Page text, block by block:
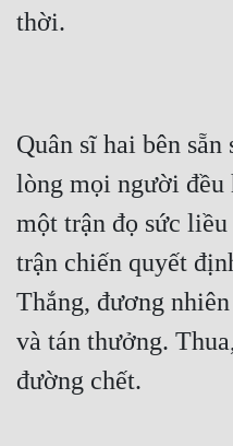
Quân sĩ hai bên
lòng mọi người đều
một trận đọ sức
trận chiến quyết
Thắng, đương
và tán thưởng.